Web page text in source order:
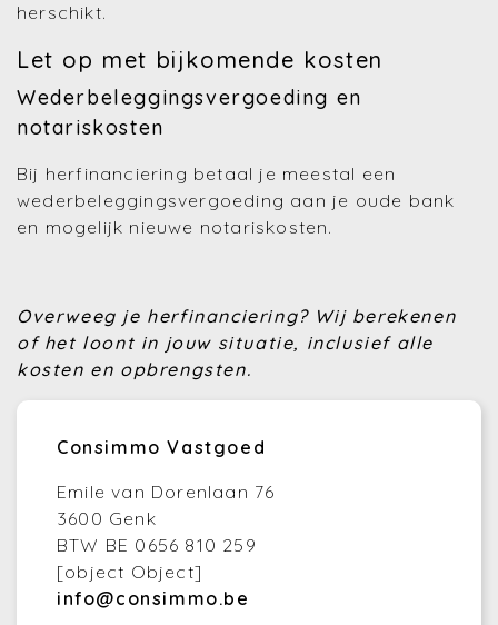
herschikt.
Let op met bijkomende kosten
Wederbeleggingsvergoeding en
notariskosten
Bij herfinanciering betaal je meestal een
wederbeleggingsvergoeding aan je oude bank
en mogelijk nieuwe notariskosten.
Overweeg je herfinanciering? Wij berekenen
of het loont in jouw situatie, inclusief alle
kosten en opbrengsten.
Consimmo Vastgoed
Emile van Dorenlaan 76
3600 Genk
BTW BE 0656 810 259
[object Object]
info@consimmo.be